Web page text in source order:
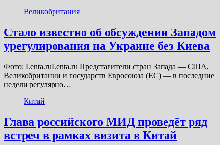
Великобритания
Стало известно об обсуждении Западом
урегулирования на Украине без Киева
Фото: Lenta.ruLenta.ru Представители стран Запада — США,
Великобритании и государств Евросоюза (ЕС) — в последние
недели регулярно…
Китай
Глава российского МИД проведёт ряд
встреч в рамках визита в Китай